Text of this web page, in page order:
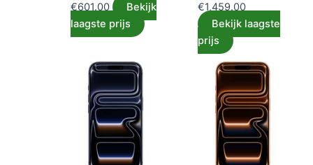
€601.00
Bekijk
laagste prijs
€1,459.00
Bekijk laagste
prijs